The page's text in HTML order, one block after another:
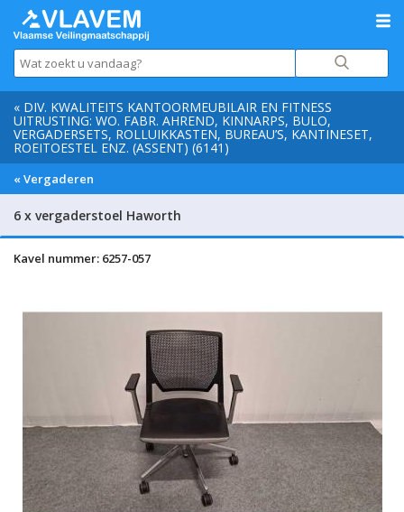
« DIV. KWALITEITS KANTOORMEUBILAIR EN FITNESS
UITRUSTING: WO. FABR. AHREND, KINNARPS, BULO,
VERGADERSETS, ROLLUIKKASTEN, BUREAU’S, KANTINESET,
ROEITOESTEL ENZ. (ASSENT) (6141)
« Vergaderen
6 x vergaderstoel Haworth
Kavel nummer: 6257-057